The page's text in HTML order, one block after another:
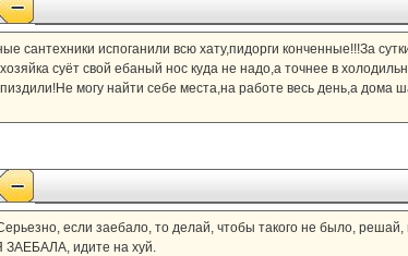
сантехники испоганили всю хату,пидорги конченные!!!За
суёт свой ебаный нос куда не надо,а точнее в
могу найти себе места,на работе весь день,а дома
если заебало, то делай, чтобы такого не было,
идите на хуй.